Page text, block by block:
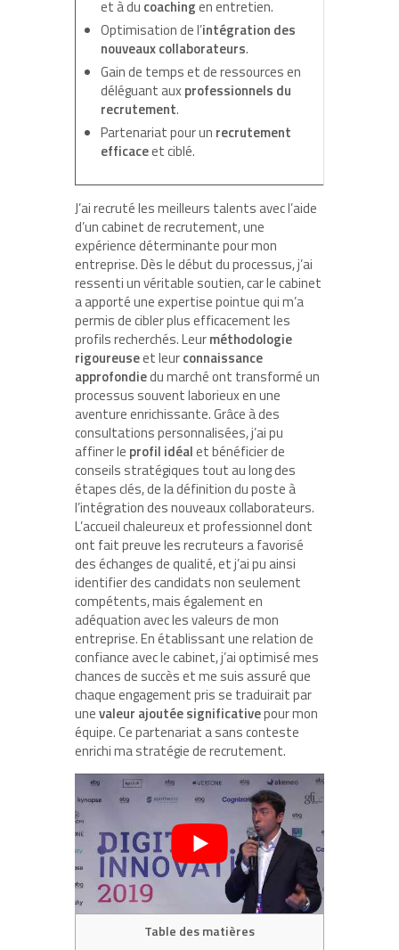
et à du coachingen entretien.
Optimisation de l’intégration des
nouveaux collaborateurs.
Gain de temps et de ressources en
déléguant auxprofessionnels du
recrutement.
Partenariat pour un recrutement
efficaceet ciblé.
J’ai recruté les meilleurs talents avec l’aide
d’un cabinet de recrutement, une
expérience déterminante pour mon
entreprise. Dès le début du processus, j’ai
ressenti un véritable soutien, car le cabinet
a apporté une expertise pointue qui m’a
permis de cibler plus efficacement les
profils recherchés. Leurméthodologie
rigoureuseet leurconnaissance
approfondiedu marché ont transformé un
processus souvent laborieux en une
aventure enrichissante. Grâce à des
consultations personnalisées, j’ai pu
affiner le profil idéalet bénéficier de
conseils stratégiques tout au long des
étapes clés, de la définition du poste à
l’intégration des nouveaux collaborateurs.
L’accueil chaleureux et professionnel dont
ont fait preuve les recruteurs a favorisé
des échanges de qualité, et j’ai pu ainsi
identifier des candidats non seulement
compétents, mais également en
adéquation avec les valeurs de mon
entreprise. En établissant une relation de
confiance avec le cabinet, j’ai optimisé mes
chances de succès et me suis assuré que
chaque engagement pris se traduirait par
unevaleur ajoutée significativepour mon
équipe. Ce partenariat a sans conteste
enrichi ma stratégie de recrutement.
Table des matières